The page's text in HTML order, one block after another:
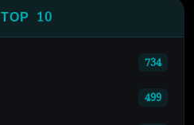
TOP 10
734
499